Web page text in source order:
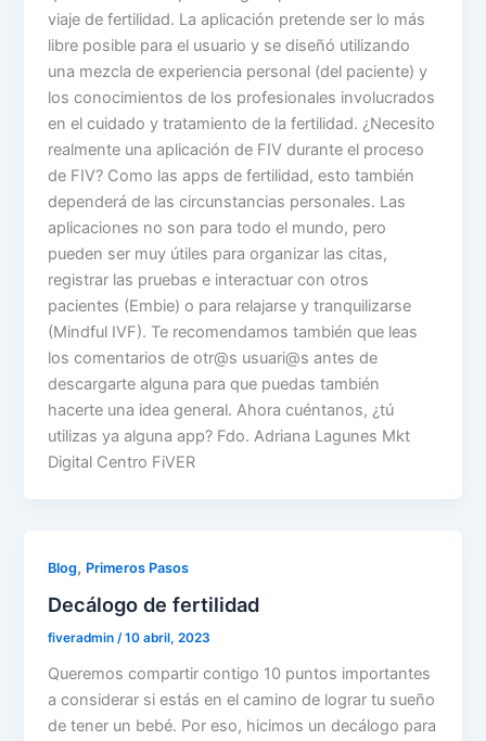
viaje de fertilidad. La aplicación pretende ser lo más
libre posible para el usuario y se diseñó utilizando
una mezcla de experiencia personal (del paciente) y
los conocimientos de los profesionales involucrados
en el cuidado y tratamiento de la fertilidad. ¿Necesito
realmente una aplicación de FIV durante el proceso
de FIV? Como las apps de fertilidad, esto también
dependerá de las circunstancias personales. Las
aplicaciones no son para todo el mundo, pero
pueden ser muy útiles para organizar las citas,
registrar las pruebas e interactuar con otros
pacientes (Embie) o para relajarse y tranquilizarse
(Mindful IVF). Te recomendamos también que leas
los comentarios de otr@s usuari@s antes de
descargarte alguna para que puedas también
hacerte una idea general. Ahora cuéntanos, ¿tú
utilizas ya alguna app? Fdo. Adriana Lagunes Mkt
Digital Centro FiVER
Blog, Primeros Pasos
Decálogo de fertilidad
fiveradmin/10 abril, 2023
Queremos compartir contigo 10 puntos importantes
a considerar si estás en el camino de lograr tu sueño
de tener un bebé. Por eso, hicimos un decálogo para